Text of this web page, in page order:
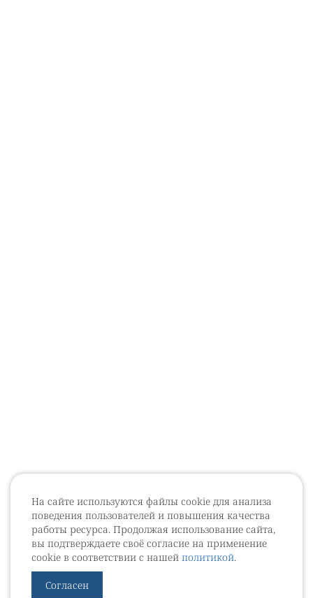
На сайте используются файлы cookie для анализа
поведения пользователей и повышения качества
работы ресурса. Продолжая использование сайта,
вы подтверждаете своё согласие на применение
cookie в соответствии с нашей политикой.
Согласен